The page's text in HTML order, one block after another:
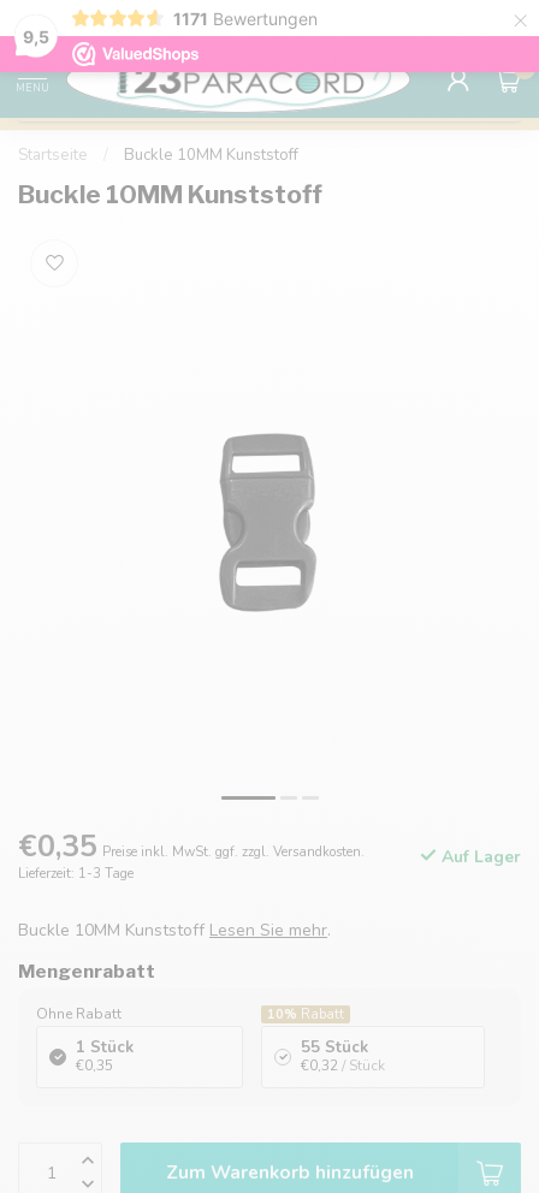
9,5
1171 Bewertungen ×
Kostenlose Lieferung nach Hause ab 150 €
MENU
0
Startseite Buckle 10MM Kunststoff
Buckle 10MM Kunststoff
€0,35 Preise inkl. MwSt. ggf. zzgl. Versandkosten.
Lieferzeit: 1-3 Tage
Auf Lager
Buckle 10MM Kunststoff Lesen Sie mehr.
Mengenrabatt
Ohne Rabatt
1 Stück
€0,35
10% Rabatt
55 Stück
€0,32 / Stück
Zum Warenkorb hinzufügen